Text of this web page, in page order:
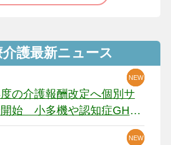
介護最新ニュース
の介護報酬改定へ個別サ
始 小多機や認知症GH、
に危機感
NEW
NEW
NEW
NEW
NEW